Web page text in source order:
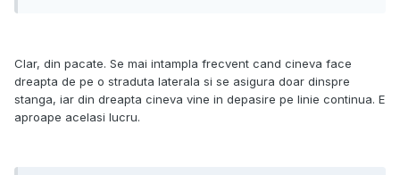
Clar, din pacate. Se mai intampla frecvent cand cineva face
dreapta de pe o straduta laterala si se asigura doar dinspre
stanga, iar din dreapta cineva vine in depasire pe linie continua. E
aproape acelasi lucru.